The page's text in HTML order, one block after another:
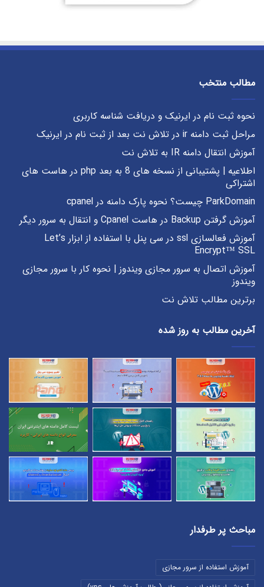
مطالب منتخب
نحوه ثبت نام در ایرنیک و دریافت شناسه کاربری
مراحل ثبت دامنه ir در تلاش نت بعد از ثبت نام در ایرنیک
آموزش انتقال دامنه IR به تلاش نت
اطلاعیه | پشتیبانی از نسخه های 8 به بعد php در هاست های
اشتراکی
ParkDomain چیست؟ نحوه پارک دامنه در cpanel
آموزش گرفتن Backup در هاست Cpanel و انتقال به سرور دیگر
آموزش فعالسازی ssl در سی پنل با استفاده از ابزار Let’s
Encrypt™ SSL
آموزش اتصال به سرور مجازی ویندوز | نحوه کار با سرور مجازی
ویندوز
برترین مطالب تلاش نت
آخرین مطالب به روز شده
مباحث پر طرفدار
آموزش استفاده از سرور مجازی